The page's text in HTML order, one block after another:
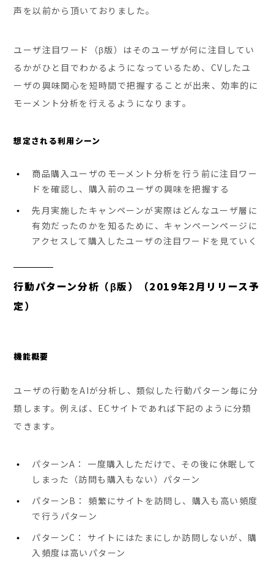
声を以前から頂いておりました。
ユーザ注目ワード（β版）はそのユーザが何に注目してい
るかがひと目でわかるようになっているため、CVしたユ
ーザの興味関心を短時間で把握することが出来、効率的に
モーメント分析を行えるようになります。
想定される利用シーン
商品購入ユーザのモーメント分析を行う前に注目ワー
ドを確認し、購入前のユーザの興味を把握する
先月実施したキャンペーンが実際はどんなユーザ層に
有効だったのかを知るために、キャンペーンページに
アクセスして購入したユーザの注目ワードを見ていく
行動パターン分析（β版）（2019年2月リリース予
定）
機能概要
ユーザの行動をAIが分析し、類似した行動パターン毎に分
類します。例えば、ECサイトであれば下記のように分類
できます。
パターンA： 一度購入しただけで、その後に休眠して
しまった（訪問も購入もない）パターン
パターンB： 頻繁にサイトを訪問し、購入も高い頻度
で行うパターン
パターンC： サイトにはたまにしか訪問しないが、購
入頻度は高いパターン